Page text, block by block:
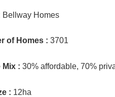
Bellway Homes
of Homes : 3701
Mix : 30% affordable, 70%
: 12ha